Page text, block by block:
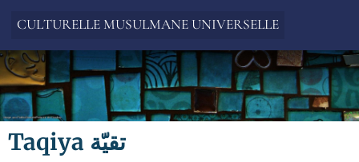
CULTURELLE MUSULMANE UNIVERSELLE
Taqiya تقيّة